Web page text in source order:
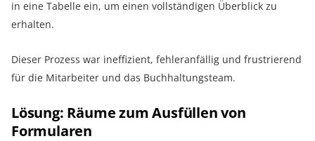
in eine Tabelle ein, um einen vollständigen Überblick zu
erhalten.
Dieser Prozess war ineffizient, fehleranfällig und frustrierend
für die Mitarbeiter und das Buchhaltungsteam.
Lösung: Räume zum Ausfüllen von
Formularen